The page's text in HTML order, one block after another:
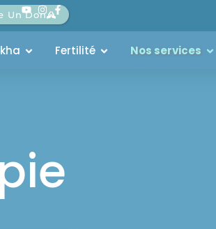
Un Don
Fertilité Nos services